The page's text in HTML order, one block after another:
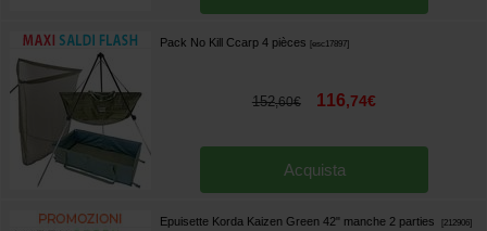
Pack No Kill Ccarp 4 pièces [esc17897]
152,60€ 116,74€
Acquista
Epuisette Korda Kaizen Green 42" manche 2 parties 212906]